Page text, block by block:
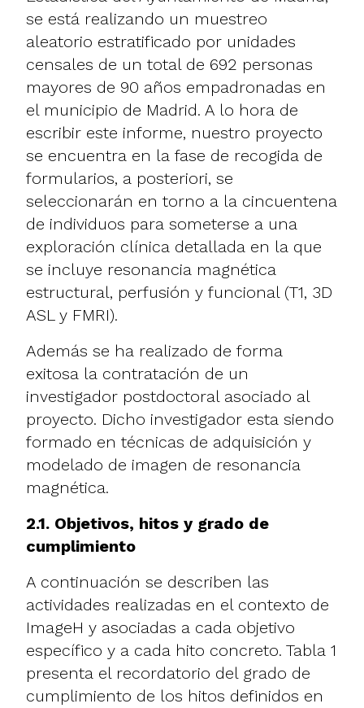
se está realizando un muestreo
aleatorio estratificado por unidades
censales de un total de 692 personas
mayores de 90 años empadronadas en
el municipio de Madrid. A lo hora de
escribir este informe, nuestro proyecto
se encuentra en la fase de recogida de
formularios, a posteriori, se
seleccionarán en torno a la cincuentena
de individuos para someterse a una
exploración clínica detallada en la que
se incluye resonancia magnética
estructural, perfusión y funcional (T1, 3D
ASL y FMRI).
Además se ha realizado de forma
exitosa la contratación de un
investigador postdoctoral asociado al
proyecto. Dicho investigador esta siendo
formado en técnicas de adquisición y
modelado de imagen de resonancia
magnética.
2.1. Objetivos, hitos y grado de
cumplimiento
A continuación se describen las
actividades realizadas en el contexto de
ImageH y asociadas a cada objetivo
específico y a cada hito concreto. Tabla 1
presenta el recordatorio del grado de
cumplimiento de los hitos definidos en